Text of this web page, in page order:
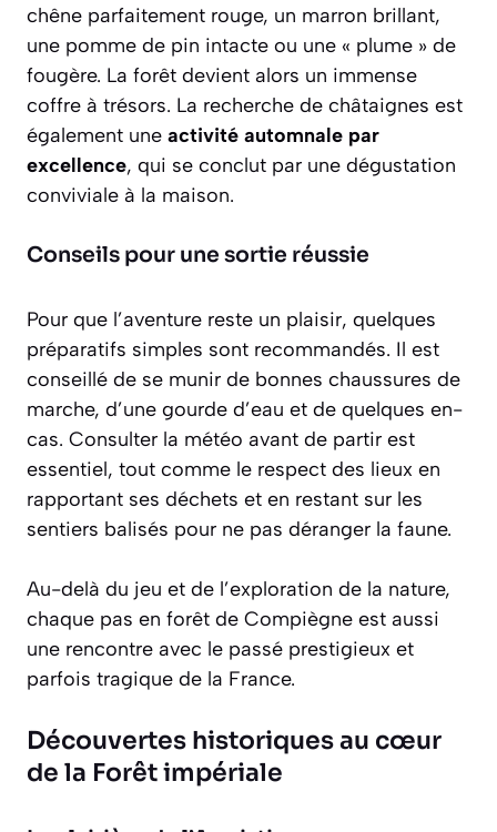
chêne parfaitement rouge, un marron brillant,
une pomme de pin intacte ou une « plume » de
fougère. La forêt devient alors un immense
coffre à trésors. La recherche de châtaignes est
également une activité automnale par
excellence, qui se conclut par une dégustation
conviviale à la maison.
Conseils pour une sortie réussie
Pour que l’aventure reste un plaisir, quelques
préparatifs simples sont recommandés. Il est
conseillé de se munir de bonnes chaussures de
marche, d’une gourde d’eau et de quelques en-
cas. Consulter la météo avant de partir est
essentiel, tout comme le respect des lieux en
rapportant ses déchets et en restant sur les
sentiers balisés pour ne pas déranger la faune.
Au-delà du jeu et de l’exploration de la nature,
chaque pas en forêt de Compiègne est aussi
une rencontre avec le passé prestigieux et
parfois tragique de la France.
Découvertes historiques au cœur
de la Forêt impériale